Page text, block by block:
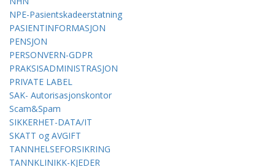
NPE-Pasientskadeerstatning
PASIENTINFORMASJON
PENSJON
PERSONVERN-GDPR
PRAKSISADMINISTRASJON
PRIVATE LABEL
SAK- Autorisasjonskontor
Scam&Spam
SIKKERHET-DATA/IT
SKATT og AVGIFT
TANNHELSEFORSIKRING
TANNKLINIKK-KJEDER